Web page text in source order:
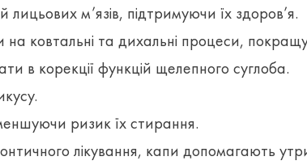
м’язів, підтримуючи їх здоров’я.
ковтальні та дихальні процеси,
в корекції функцій щелепного суглоба.
ризик їх стирання.
лікування, капи допомагають